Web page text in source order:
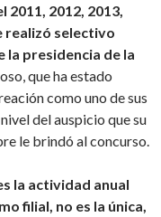
2012, 2013,
realizó selectivo
la presidencia de la
que ha estado
como uno de sus
del auspicio que su
le brindó al concurso.
la actividad anual
filial, no es la única,